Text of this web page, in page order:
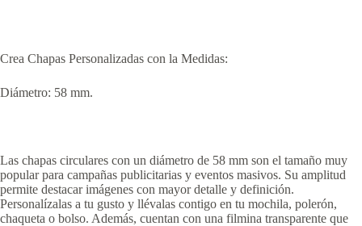
Crea Chapas Personalizadas con la Medidas:
Diámetro: 58 mm.
Las chapas circulares con un diámetro de 58 mm son el tamaño muy
popular para campañas publicitarias y eventos masivos. Su amplitud
permite destacar imágenes con mayor detalle y definición.
Personalízalas a tu gusto y llévalas contigo en tu mochila, polerón,
chaqueta o bolso. Además, cuentan con una filmina transparente que